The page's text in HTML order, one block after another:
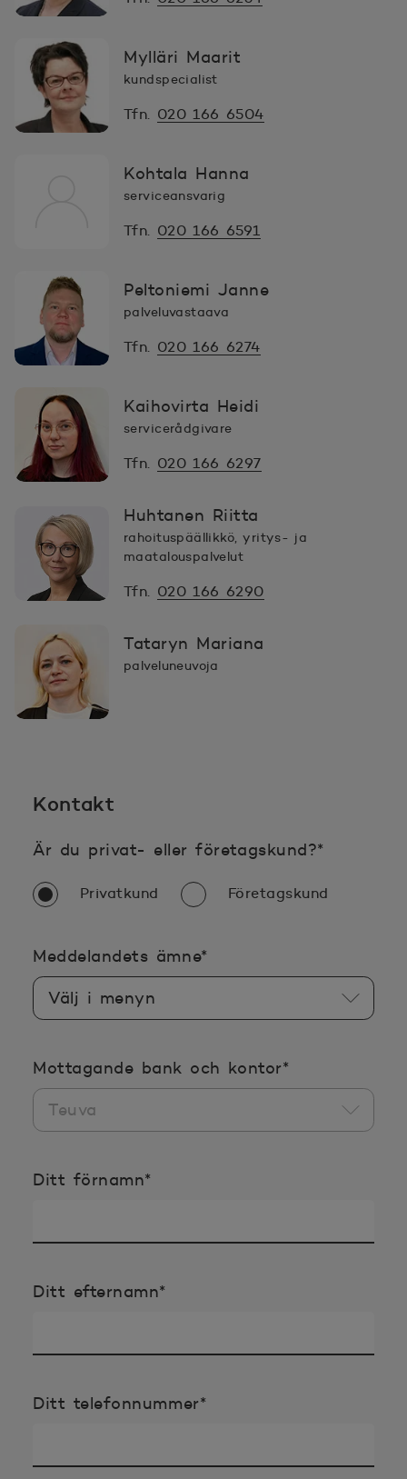
Mylläri Maarit
kundspecialist
Tfn. 020 166 6504
Kohtala Hanna
serviceansvarig
Tfn. 020 166 6591
Peltoniemi Janne
palveluvastaava
Tfn. 020 166 6274
Kaihovirta Heidi
servicerådgivare
Tfn. 020 166 6297
Huhtanen Riitta
rahoituspäällikkö, yritys- ja
maatalouspalvelut
Tfn. 020 166 6290
Tataryn Mariana
palveluneuvoja
Kontakt
Är du privat- eller företagskund?*
Privatkund Företagskund
Meddelandets ämne*
Mottagande bank och kontor*
Ditt förnamn*
Ditt efternamn*
Ditt telefonnummer*